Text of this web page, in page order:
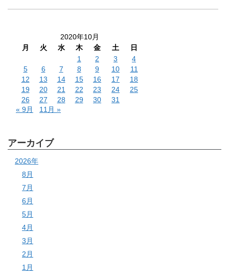
2020年10月
月
火 水 木 金 土
日
1
2 3
4
5
6 7 8 9 10
11
12
13 14 15 16 17
18
19
20 21 22 23 24
25
26
27 28 29 30
31
« 9月
11月 »
アーカイブ
2026年
8月
7月
6月
5月
4月
3月
2月
1月